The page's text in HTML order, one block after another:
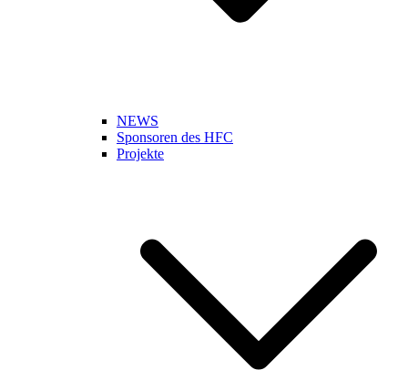
NEWS
Sponsoren des HFC
Projekte